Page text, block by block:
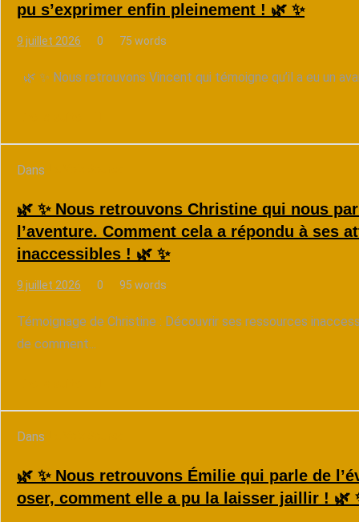
pu s’exprimer enfin pleinement ! 🌿 ✨
9 juillet 2026 0 75 words
🌿 ✨ Nous retrouvons Vincent qui témoigne qu’il a eu un
Dans
🌿 ✨ Nous retrouvons Christine qui nous
l’aventure. Comment cela a répondu à ses
inaccessibles ! 🌿 ✨
9 juillet 2026 0 95 words
Témoignage de Christine : Découvrir ses ressources
de comment...
Dans
🌿 ✨ Nous retrouvons Émilie qui parle de
oser, comment elle a pu la laisser jaillir ! 🌿